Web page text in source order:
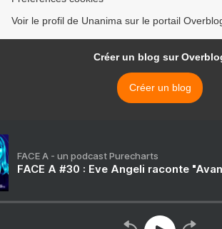
Voir le profil de Unanima sur le portail
Créer un blog sur
Créer un blog
FACE A - un podcast Purecharts
FACE A #30 : Eve Angeli raconte